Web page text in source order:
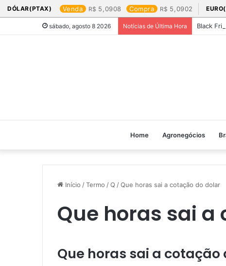
DÓLAR(PTAX) Venda 5,0908 Compra 5,0902
sábado, agosto 8 2026 Notícias de Última Hora Black
Home Agronegócios
Início /Termo /Q /Que horas sai a cotação do dolar​
Que horas sai
Que horas sai a cotação